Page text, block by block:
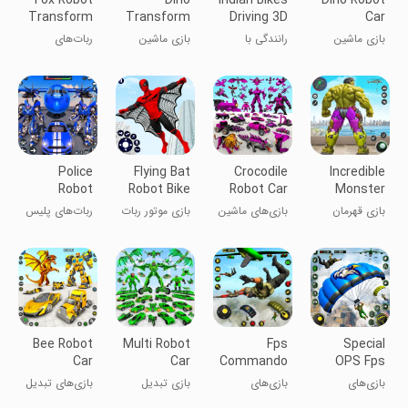
Car
Game:Robot
Game
بازی ماشین
ربات
Driving 3D
رانندگی با
Transform
Robot Car
Game
بازی ماشین
Transform
Bike Game
ربات‌های
Incredible
Monster
Hero Game
بازی قهرمان
شگفت‌انگیز
Crocodile
Robot Car
Games 3d
بازی‌های ماشین
۳D
Flying Bat
Robot Bike
Game
بازی موتور ربات
Police
Robot
Transport
Games
ربات‌های پلیس
Special
OPS Fps
Shooting
Games
بازی‌های
Fps
Commando
Shooting
Games 3d
بازی‌های
Multi Robot
Car
Transform
Game
بازی تبدیل
Bee Robot
Car
Transform
Games
بازی‌های تبدیل